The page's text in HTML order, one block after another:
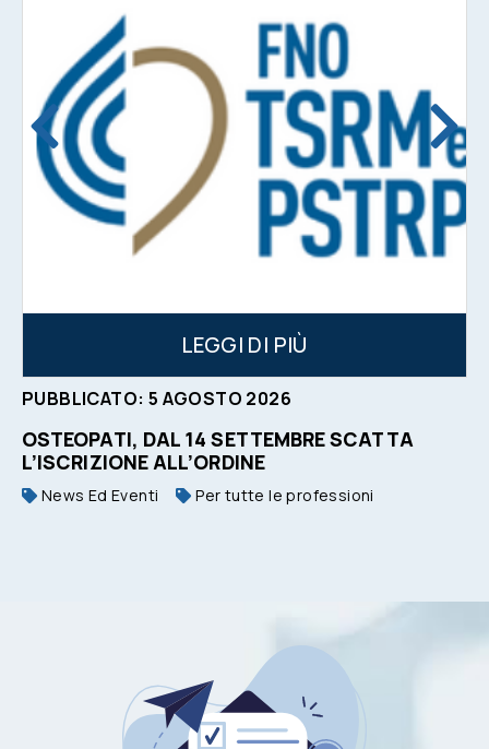
LEGGI DI PIÙ
PUBBLICATO: 5 AGOSTO 2026
OSTEOPATI, DAL 14 SETTEMBRE SCATTA
L’ISCRIZIONE ALL’ORDINE
News Ed Eventi Per tutte le professioni